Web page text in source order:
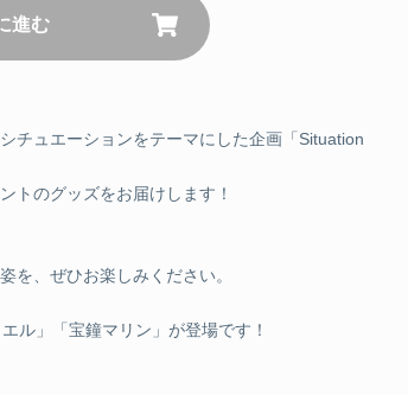
SOLD OUT
不知火フレア
進む
チュエーションをテーマにした企画「Situation
トのグッズをお届けします！
を、ぜひお楽しみください。
ル」「宝鐘マリン」が登場です！